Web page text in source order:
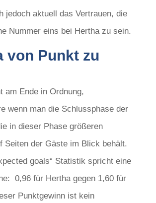
jedoch aktuell das Vertrauen, die
Nummer eins bei Hertha zu sein.
von Punkt zu
am Ende in Ordnung,
wenn man die Schlussphase der
in dieser Phase größeren
Seiten der Gäste im Blick behält.
goals“ Statistik spricht eine
0,96 für Hertha gegen 1,60 für
Punktgewinn ist kein